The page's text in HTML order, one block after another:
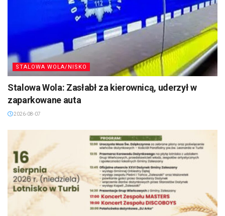
STALOWA WOLA/NISKO
Stalowa Wola: Zasłabł za kierownicą, uderzył w
zaparkowane auta
2026-08-07